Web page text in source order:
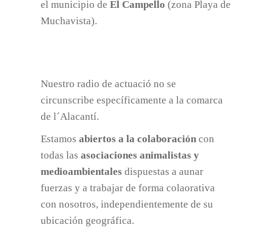
el municipio de El Campello (zona Playa de
Muchavista).
Nuestro radio de actuació no se
circunscribe específicamente a la comarca
de l´Alacantí.
Estamos abiertos a la colaboracióncon
todas las asociaciones animalistas y
medioambientalesdispuestas a aunar
fuerzas y a trabajar de forma colaorativa
con nosotros, independientemente de su
ubicación geográfica.